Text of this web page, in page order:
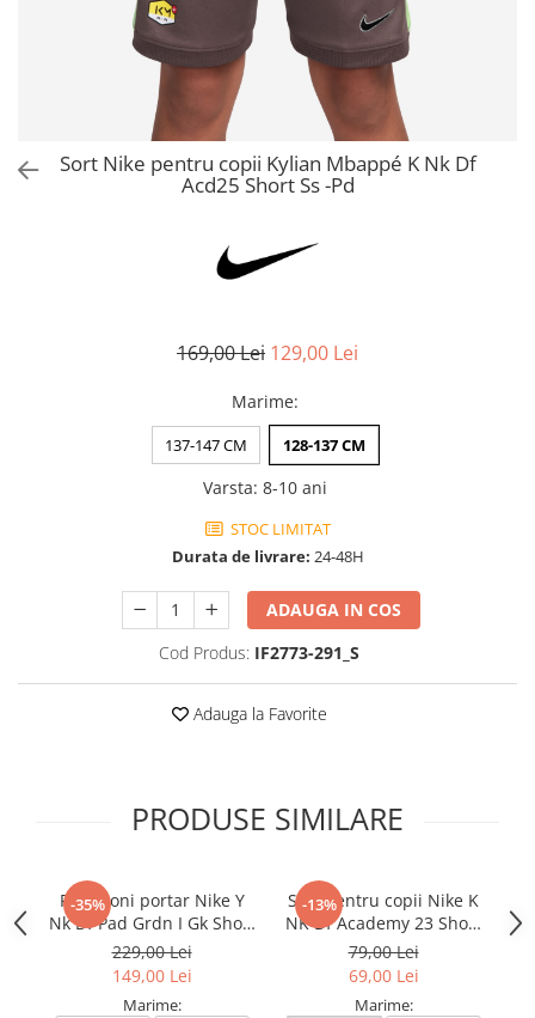
Bluze fotbal copii
Pantaloni lungi fotbal copii
Geci si veste fotbal copii
Imbracaminte fotbal femei
Tricouri fotbal femei
Sorturi fotbal femei
Sort Nike pentru copii Kylian Mbappé K Nk Df
Acd25 Short Ss -Pd
169,00 Lei 129,00 Lei
Marime:
137-147 CM 128-137 CM
Varsta: 8-10 ani
STOC LIMITAT
Durata de livrare: 24-48H
ADAUGA IN COS
Cod Produs: IF2773-291_S
Adauga la Favorite
PRODUSE SIMILARE
-35%
Pantaloni portar Nike Y
Nk Df Pad Grdn I Gk Short
K
229,00 Lei
149,00 Lei
Marime:
-13%
Sort pentru copii Nike K
NK Df Academy 23 Short
K Br
79,00 Lei
69,00 Lei
Marime:
K